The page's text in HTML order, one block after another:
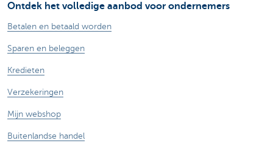
Ontdek het volledige aanbod voor ondernemers
Betalen en betaald worden
Sparen en beleggen
Kredieten
Verzekeringen
Mijn webshop
Buitenlandse handel